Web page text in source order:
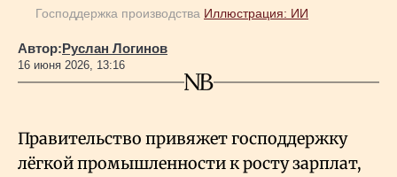
Люди
Life & Arts
Все новости
Господдержка производства Иллюстрация: ИИ
Автор:Руслан Логинов
16 июня 2026, 13:16
Правительство привяжет господдержку
лёгкой промышленности к росту зарплат,